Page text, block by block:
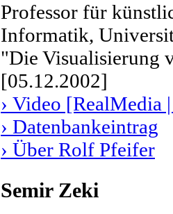
Professor für
Informatik,
"Die Visualisierung
[05.12.2002]
› Video [RealMedia
› Datenbankeintrag
› Über Rolf Pfeifer
Semir Zeki